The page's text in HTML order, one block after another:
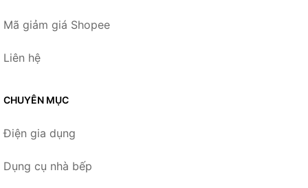
Mã giảm giá Shopee
Liên hệ
CHUYÊN MỤC
Điện gia dụng
Dụng cụ nhà bếp